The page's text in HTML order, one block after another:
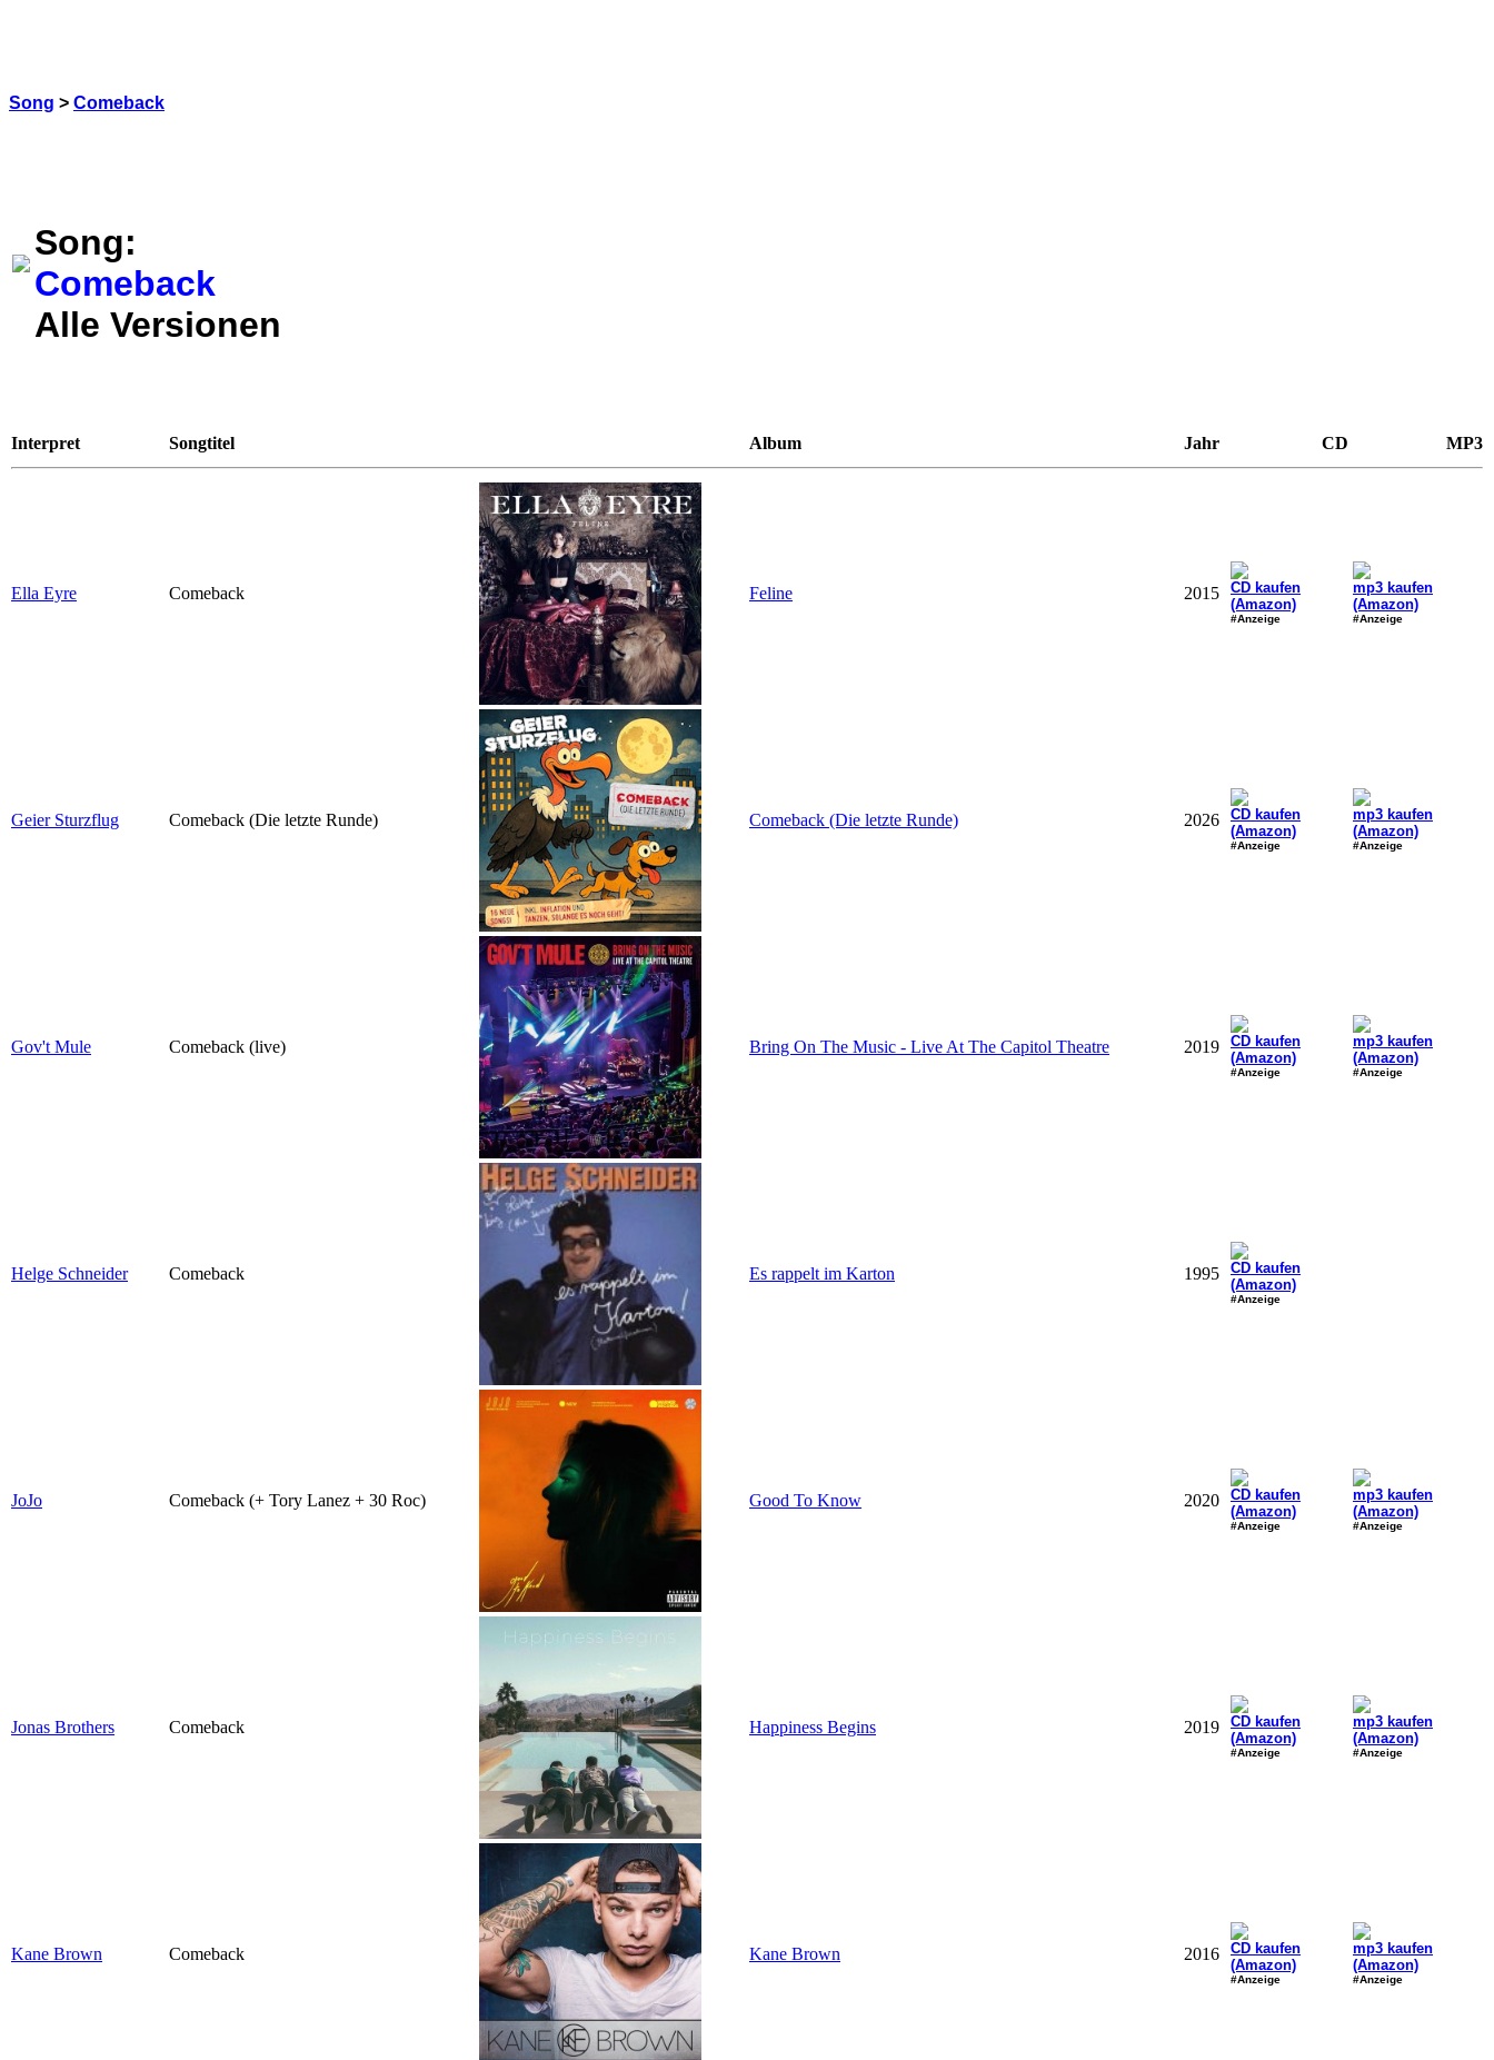
Song > Comeback
Song:
Comeback
Alle Versionen
Interpret Songtitel Album Jahr CD MP3
Ella Eyre Comeback Feline 2015
CD kaufen
(Amazon)
#Anzeige
mp3 kaufen
(Amazon)
#Anzeige
Geier Sturzflug Comeback (Die letzte Runde) Comeback (Die letzte Runde) 2026
CD kaufen
(Amazon)
#Anzeige
mp3 kaufen
(Amazon)
#Anzeige
Gov't Mule Comeback (live) Bring On The Music - Live At The Capitol Theatre 2019
CD kaufen
(Amazon)
#Anzeige
mp3 kaufen
(Amazon)
#Anzeige
Helge Schneider Comeback Es rappelt im Karton 1995
CD kaufen
(Amazon)
#Anzeige
JoJo Comeback (+ Tory Lanez + 30 Roc) Good To Know 2020
CD kaufen
(Amazon)
#Anzeige
mp3 kaufen
(Amazon)
#Anzeige
Jonas Brothers Comeback Happiness Begins 2019
CD kaufen
(Amazon)
#Anzeige
mp3 kaufen
(Amazon)
#Anzeige
Kane Brown Comeback Kane Brown 2016
CD kaufen
(Amazon)
#Anzeige
mp3 kaufen
(Amazon)
#Anzeige